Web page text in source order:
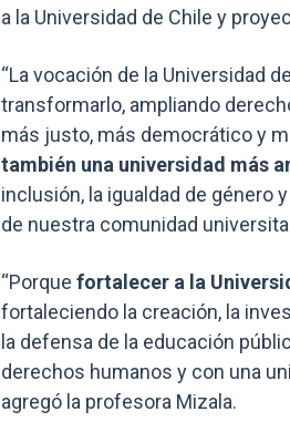
a la Universidad de Chile y
“La vocación de la Universidad
transformarlo, ampliando
más justo, más democrático y
también una universidad más
inclusión, la igualdad de género
de nuestra comunidad
“Porque fortalecer a la
fortaleciendo la creación, la
la defensa de la educación
derechos humanos y con una
agregó la profesora Mizala.